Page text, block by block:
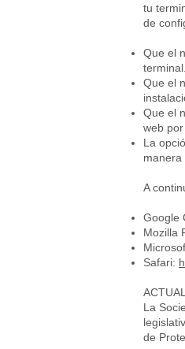
tu
de
Que el
terminal.
Que el
Que el
web
La
manera
A
Google
Mozilla
Safari:
La
de